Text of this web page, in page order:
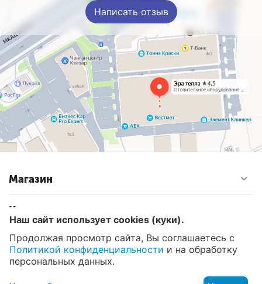
Написать отзыв
Магазин
Контакты
© 2008 - 2026 Эра Тепла. Интернет магазин отопительных
систем и водоснабжения в Москве
Наш сайт использует cookies (куки).
Продолжая просмотр сайта, Вы соглашаетесь с
Политикой конфиденциальности и на обработку
персональных данных.